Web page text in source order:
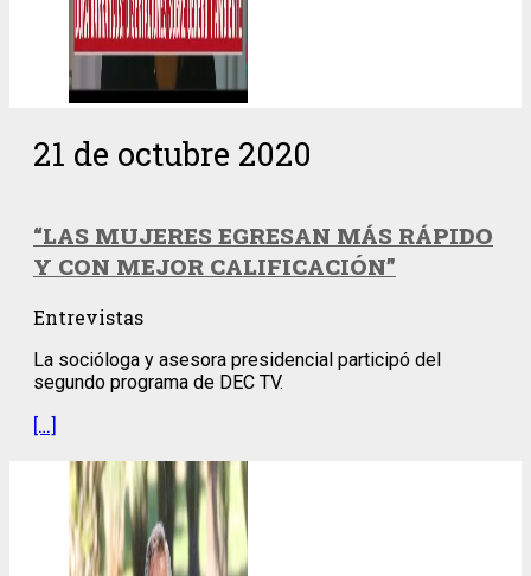
21 de octubre 2020
“LAS MUJERES EGRESAN MÁS RÁPIDO
Y CON MEJOR CALIFICACIÓN”
Entrevistas
La socióloga y asesora presidencial participó del
segundo programa de DEC TV.
[…]